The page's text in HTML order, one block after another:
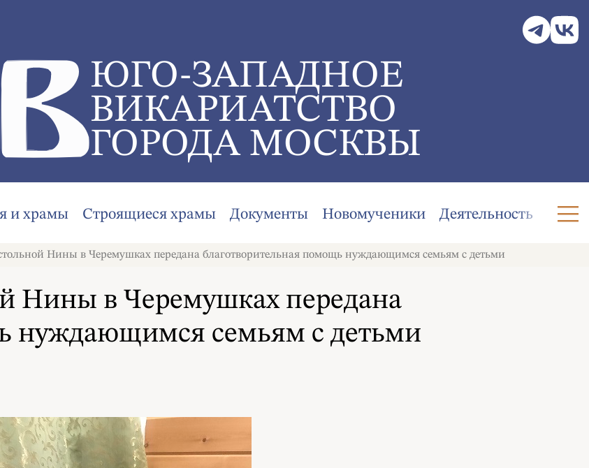
ЮГО-ЗАПАДНОЕ
ВИКАРИАТСТВО
ГОРОДА МОСКВЫ
и храмы Строящиеся храмы Документы Новомученики Деятельность
Нины в Черемушках передана благотворительная помощь нуждающимся семьям с детьми
Нины в Черемушках передана
нуждающимся семьям с детьми